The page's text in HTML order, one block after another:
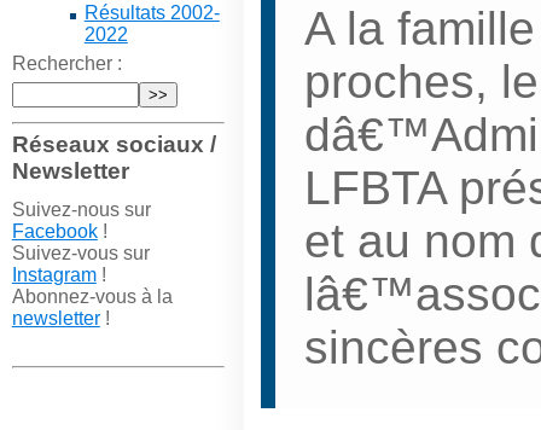
Résultats 2002-
2022
Rechercher :
Réseaux sociaux /
Newsletter
Suivez-nous sur
Facebook!
Suivez-vous sur
Instagram!
Abonnez-vous à la
newsletter!
A la
proches,
LFBTA
et au nom
sincères